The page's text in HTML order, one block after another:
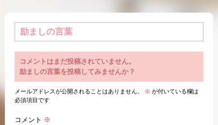
励ましの言葉
コメントはまだ投稿されていません。
励ましの言葉を投稿してみませんか？
メールアドレスが公開されることはありません。 ※ が付いている欄は
必須項目です
コメント ※